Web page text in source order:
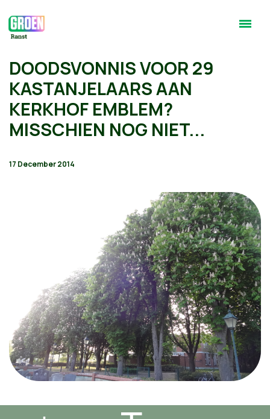
DOODSVONNIS VOOR 29
KASTANJELAARS AAN
KERKHOF EMBLEM?
MISSCHIEN NOG NIET...
17 December 2014